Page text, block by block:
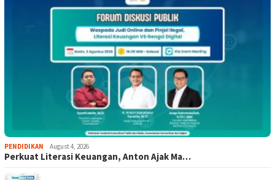
PENDIDIKAN August 4, 2026
Perkuat Literasi Keuangan, Anton Ajak Ma…